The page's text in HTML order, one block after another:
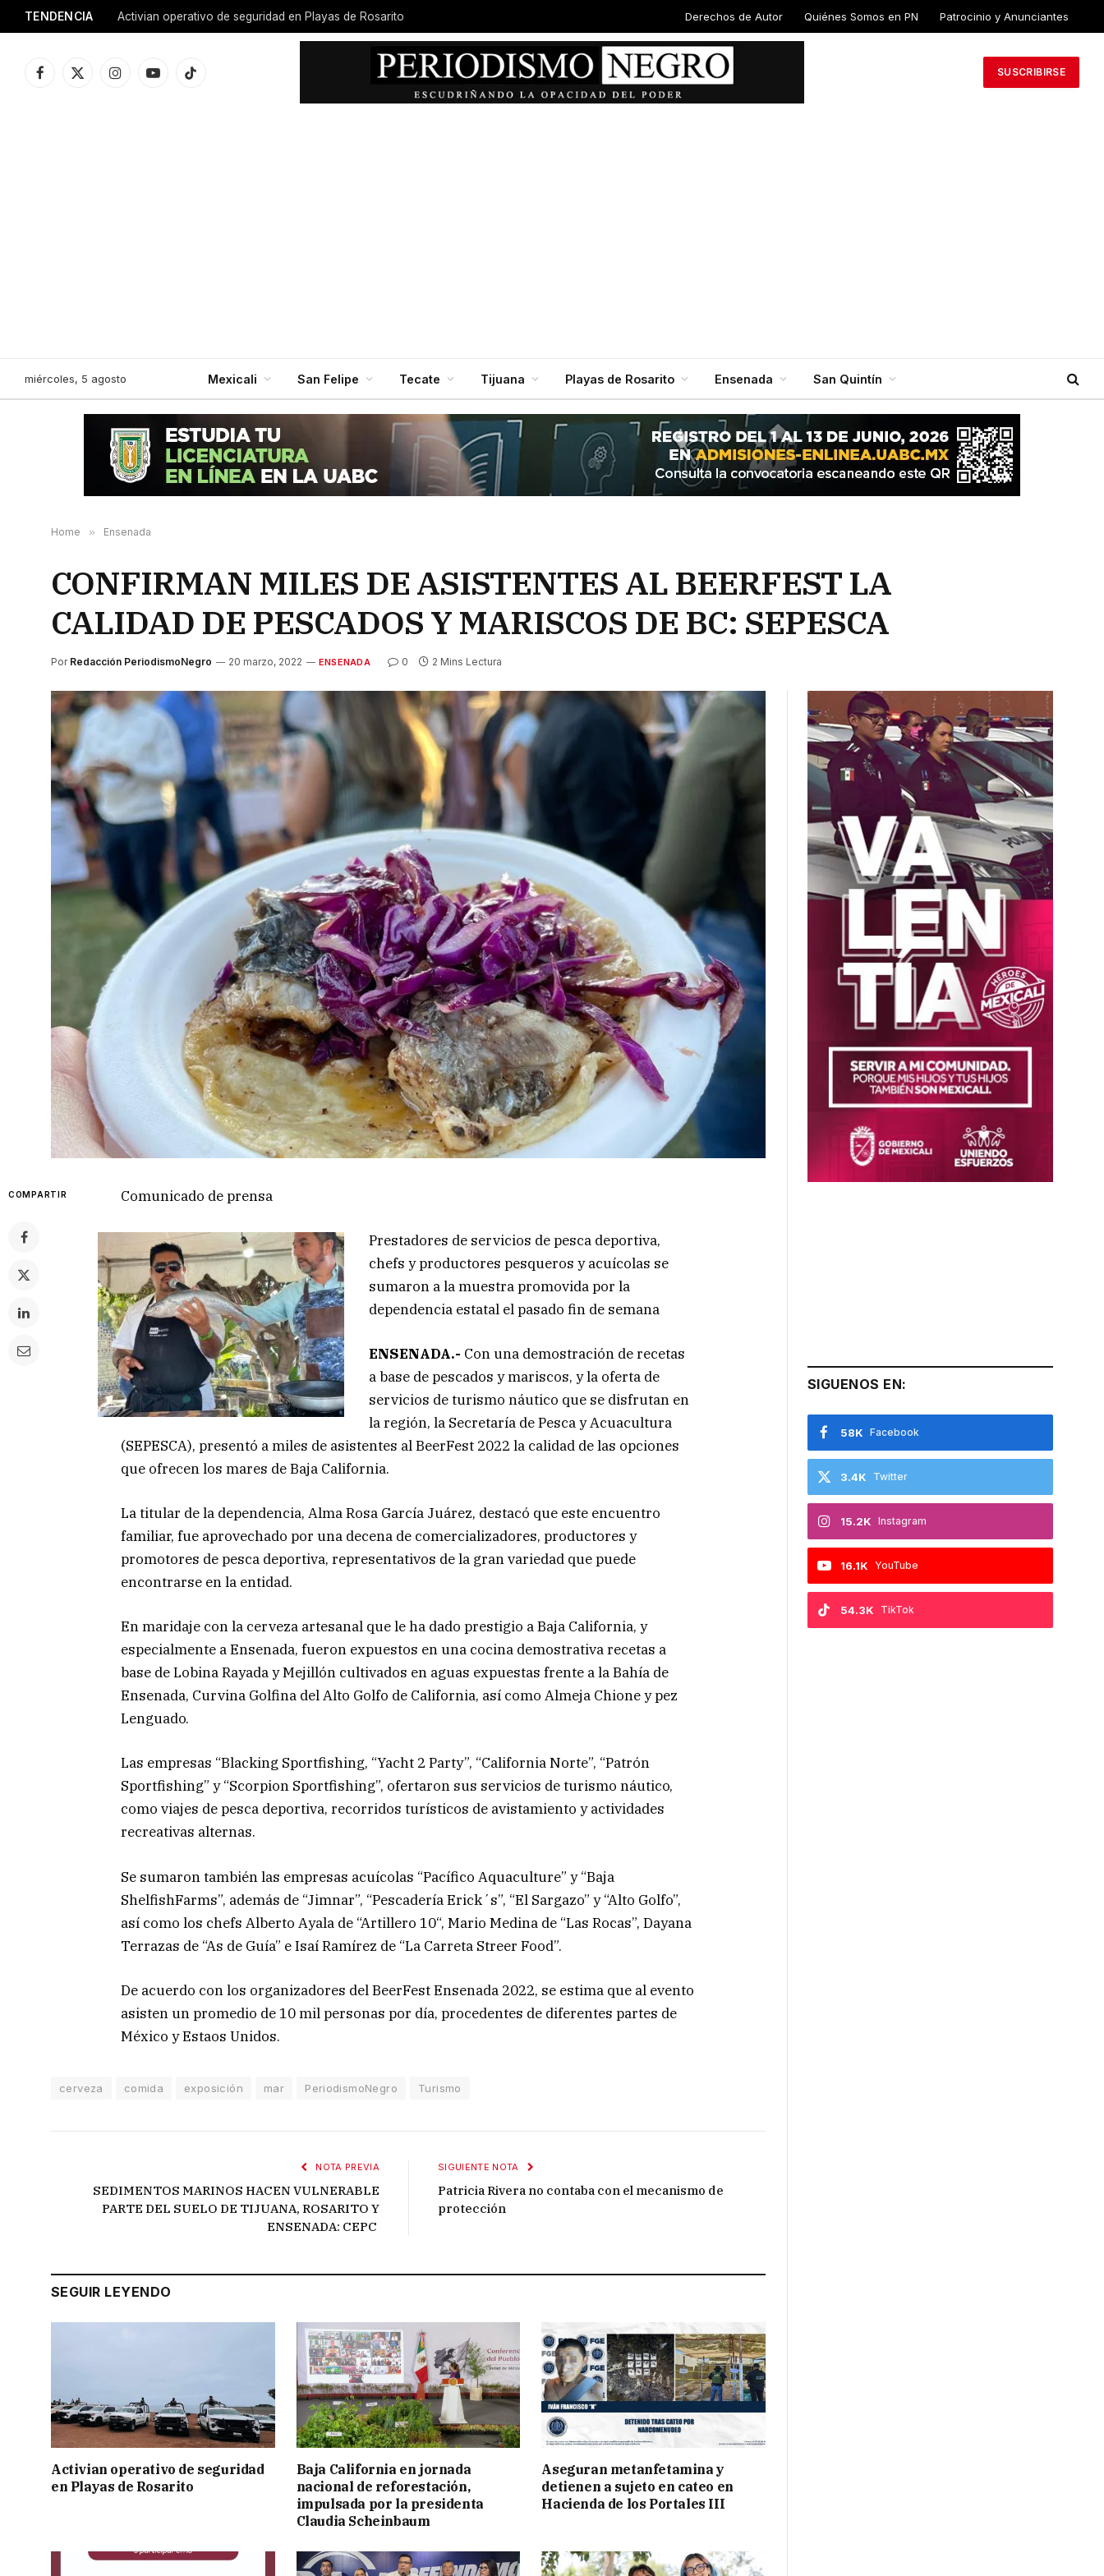
TENDENCIA Activian operativo de seguridad en Playas de Rosarito Derechos de Autor Quiénes Somos en PN Patrocinio y Anunciantes
Facebook
X
InstagramYouTubeTikTok
SUSCRIBIRSE
miércoles, 5 agosto Mexicali San Felipe Tecate Tijuana Playas de Rosarito Ensenada San Quintín
Home » Ensenada
CONFIRMAN MILES DE ASISTENTES AL BEERFEST LA
CALIDAD DE PESCADOS Y MARISCOS DE BC: SEPESCA
Por Redacción PeriodismoNegro 20 marzo, 2022 ENSENADA 0 2 Mins Lectura
COMPARTIR Comunicado de prensa
Prestadores de servicios de pesca deportiva,
chefs y productores pesqueros y acuícolas se
sumaron a la muestra promovida por la
dependencia estatal el pasado fin de semana
ENSENADA.- Con una demostración de recetas
a base de pescados y mariscos, y la oferta de
servicios de turismo náutico que se disfrutan en
la región, la Secretaría de Pesca y Acuacultura
(SEPESCA), presentó a miles de asistentes al BeerFest 2022 la calidad de las opciones
que ofrecen los mares de Baja California.
La titular de la dependencia, Alma Rosa García Juárez, destacó que este encuentro
familiar, fue aprovechado por una decena de comercializadores, productores y
promotores de pesca deportiva, representativos de la gran variedad que puede
encontrarse en la entidad.
En maridaje con la cerveza artesanal que le ha dado prestigio a Baja California, y
especialmente a Ensenada, fueron expuestos en una cocina demostrativa recetas a
base de Lobina Rayada y Mejillón cultivados en aguas expuestas frente a la Bahía de
Ensenada, Curvina Golfina del Alto Golfo de California, así como Almeja Chione y pez
Lenguado.
Las empresas “Blacking Sportfishing, “Yacht 2 Party”, “California Norte”, “Patrón
Sportfishing” y “Scorpion Sportfishing”, ofertaron sus servicios de turismo náutico,
como viajes de pesca deportiva, recorridos turísticos de avistamiento y actividades
recreativas alternas.
Se sumaron también las empresas acuícolas “Pacífico Aquaculture” y “Baja
ShelfishFarms”, además de “Jimnar”, “Pescadería Erick´s”, “El Sargazo” y “Alto Golfo”,
así como los chefs Alberto Ayala de “Artillero 10“, Mario Medina de “Las Rocas”, Dayana
Terrazas de “As de Guía” e Isaí Ramírez de “La Carreta Streer Food”.
De acuerdo con los organizadores del BeerFest Ensenada 2022, se estima que al evento
asisten un promedio de 10 mil personas por día, procedentes de diferentes partes de
México y Estaos Unidos.
cerveza comida exposición mar PeriodismoNegro Turismo
NOTA PREVIA
SEDIMENTOS MARINOS HACEN VULNERABLE
PARTE DEL SUELO DE TIJUANA, ROSARITO Y
ENSENADA: CEPC
SIGUIENTE NOTA
Patricia Rivera no contaba con el mecanismo de
protección
SEGUIR LEYENDO
Activian operativo de seguridad
en Playas de Rosarito
Baja California en jornada
nacional de reforestación,
impulsada por la presidenta
Claudia Scheinbaum
Aseguran metanfetamina y
detienen a sujeto en cateo en
Hacienda de los Portales III
SIGUENOS EN:
Facebook
58K
Twitter
3.4K
Instagram
15.2K
YouTube
16.1K
TikTok
54.3K